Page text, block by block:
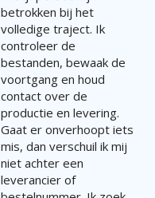
betrokken bij het
volledige traject. Ik
controleer de
bestanden, bewaak de
voortgang en houd
contact over de
productie en levering.
Gaat er onverhoopt iets
mis, dan verschuil ik mij
niet achter een
leverancier of